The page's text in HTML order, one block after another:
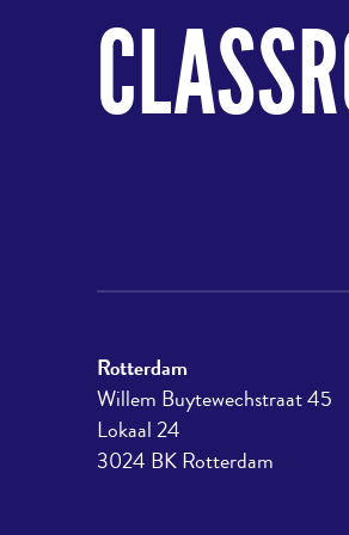
Rotterdam
Willem Buytewechstraat 45
Lokaal 24
3024 BK Rotterdam